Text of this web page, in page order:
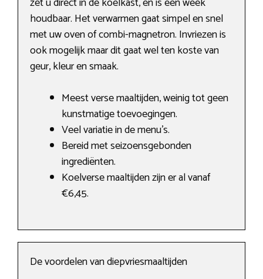
houdbaar. Het verwarmen gaat simpel en snel
met uw oven of combi-magnetron. Invriezen is
ook mogelijk maar dit gaat wel ten koste van
geur, kleur en smaak.
Meest verse maaltijden, weinig tot geen
kunstmatige toevoegingen.
Veel variatie in de menu’s.
Bereid met seizoensgebonden
ingrediënten.
Koelverse maaltijden zijn er al vanaf
€6,45.
De voordelen van diepvriesmaaltijden